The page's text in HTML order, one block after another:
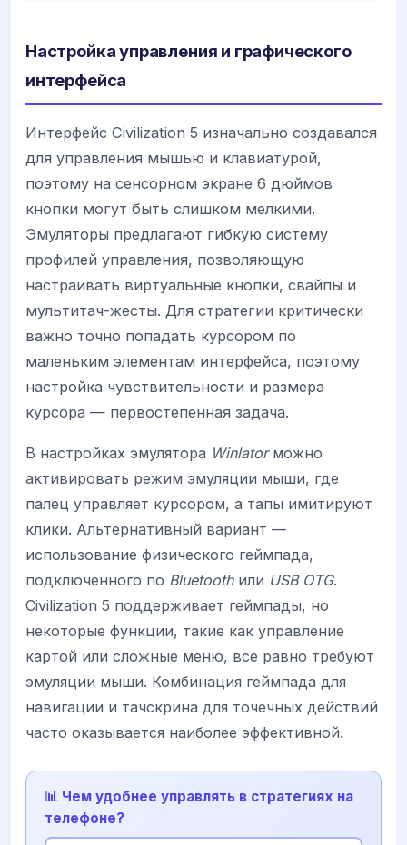
Настройка управления и графического
интерфейса
Интерфейс Civilization 5 изначально создавался
для управления мышью и клавиатурой,
поэтому на сенсорном экране 6 дюймов
кнопки могут быть слишком мелкими.
Эмуляторы предлагают гибкую систему
профилей управления, позволяющую
настраивать виртуальные кнопки, свайпы и
мультитач-жесты. Для стратегии критически
важно точно попадать курсором по
маленьким элементам интерфейса, поэтому
настройка чувствительности и размера
курсора — первостепенная задача.
В настройках эмулятора Winlatorможно
активировать режим эмуляции мыши, где
палец управляет курсором, а тапы имитируют
клики. Альтернативный вариант —
использование физического геймпада,
подключенного по Bluetoothили USB OTG.
Civilization 5 поддерживает геймпады, но
некоторые функции, такие как управление
картой или сложные меню, все равно требуют
эмуляции мыши. Комбинация геймпада для
навигации и тачскрина для точечных действий
часто оказывается наиболее эффективной.
📊 Чем удобнее управлять в стратегиях на
телефоне?